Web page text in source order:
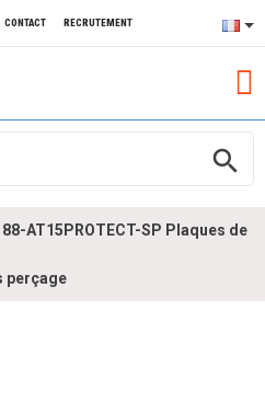
search
CONTACT RECRUTEMENT
AT15PROTECT-SP Plaques de
perçage